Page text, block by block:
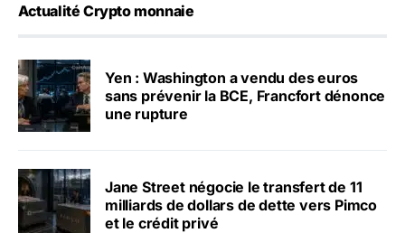
Actualité Crypto monnaie
Yen : Washington a vendu des euros
sans prévenir la BCE, Francfort dénonce
une rupture
Jane Street négocie le transfert de 11
milliards de dollars de dette vers Pimco
et le crédit privé